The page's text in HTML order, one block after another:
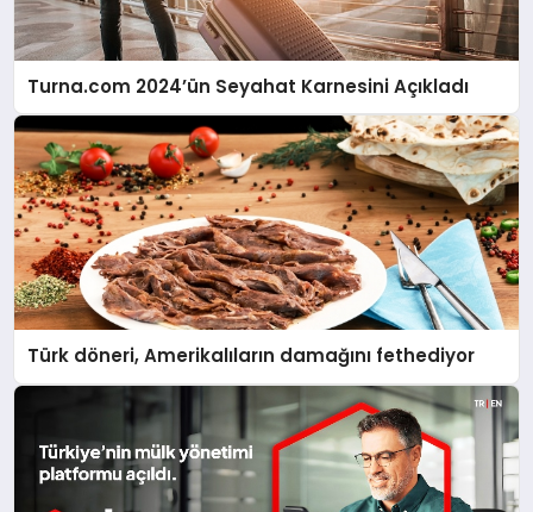
Turna.com 2024’ün Seyahat Karnesini Açıkladı
Türk döneri, Amerikalıların damağını fethediyor